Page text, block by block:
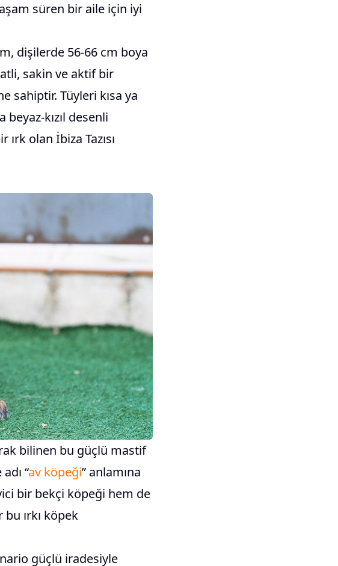
süren bir aile için iyi
dişilerde 56-66 cm boya
sakin ve aktif bir
sahiptir. Tüyleri kısa ya
beyaz-kızıl desenli
olan İbiza Tazısı
bilinen bu güçlü mastif
“av köpeği” anlamına
bir bekçi köpeği hem de
ırkı köpek
güçlü iradesiyle